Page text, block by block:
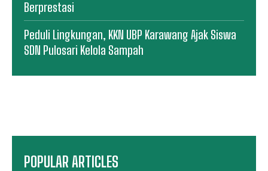
Berprestasi
Peduli Lingkungan, KKN UBP Karawang Ajak Siswa
SDN Pulosari Kelola Sampah
POPULAR ARTICLES